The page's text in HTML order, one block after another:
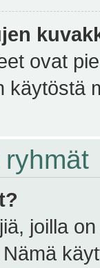
ovat
käytöstä
joilla